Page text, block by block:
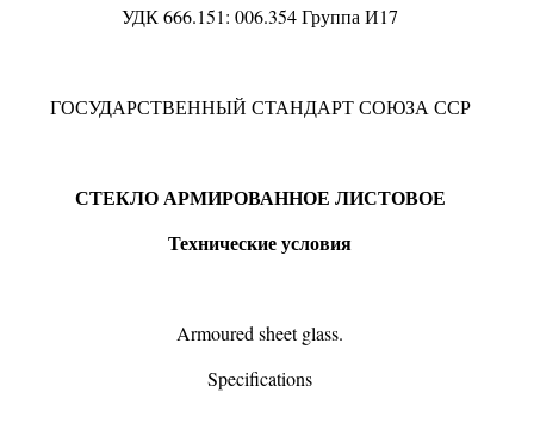
УДК 666.151: 006.354 Группа И17
ГОСУДАРСТВЕННЫЙ СТАНДАРТ СОЮЗА ССР
СТЕКЛО АРМИРОВАННОЕ ЛИСТОВОЕ
Технические условия
Armoured sheet glass.
Specifications